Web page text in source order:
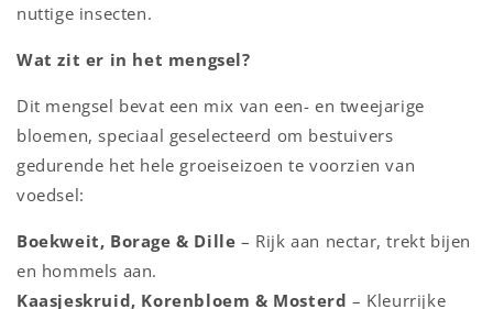
nuttige insecten.
Wat zit er in het mengsel?
Dit mengsel bevat een mix van een- en tweejarige
bloemen, speciaal geselecteerd om bestuivers
gedurende het hele groeiseizoen te voorzien van
voedsel:
Boekweit, Borage & Dille – Rijk aan nectar, trekt bijen
en hommels aan.
Kaasjeskruid, Korenbloem & Mosterd – Kleurrijke